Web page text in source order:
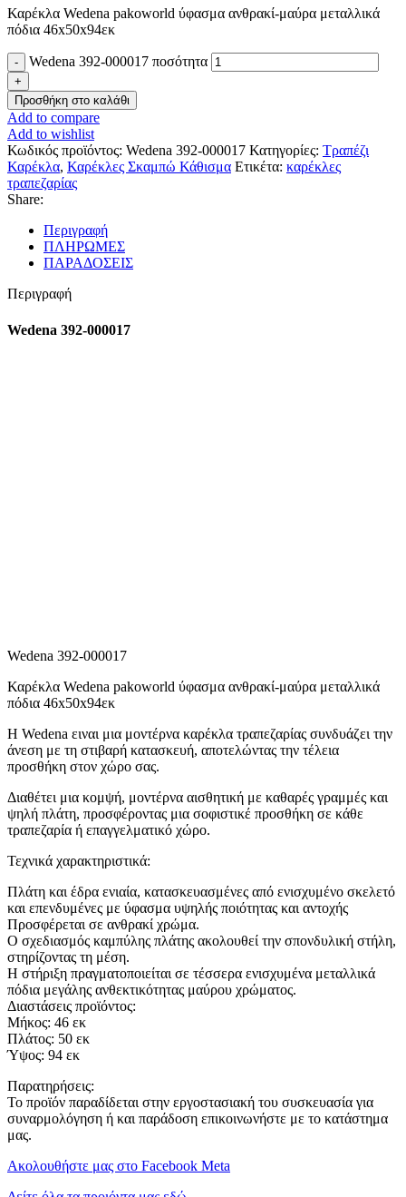
Καρέκλα Wedena pakoworld ύφασμα ανθρακί-μαύρα μεταλλικά
πόδια 46x50x94εκ
Wedena 392-000017 ποσότητα
Προσθήκη στο καλάθι
Add to compare
Add to wishlist
Κωδικός προϊόντος: Wedena 392-000017 Κατηγορίες: Τραπέζι
Καρέκλα, Καρέκλες Σκαμπώ Κάθισμα Ετικέτα: καρέκλες
τραπεζαρίας
Share:
Περιγραφή
ΠΛΗΡΩΜΕΣ
ΠΑΡΑΔΟΣΕΙΣ
Περιγραφή
Wedena 392-000017
Wedena 392-000017
Καρέκλα Wedena pakoworld ύφασμα ανθρακί-μαύρα μεταλλικά
πόδια 46x50x94εκ
Η Wedena ειναι μια μοντέρνα καρέκλα τραπεζαρίας συνδυάζει την
άνεση με τη στιβαρή κατασκευή, αποτελώντας την τέλεια
προσθήκη στον χώρο σας.
Διαθέτει μια κομψή, μοντέρνα αισθητική με καθαρές γραμμές και
ψηλή πλάτη, προσφέροντας μια σοφιστικέ προσθήκη σε κάθε
τραπεζαρία ή επαγγελματικό χώρο.
Τεχνικά χαρακτηριστικά:
Πλάτη και έδρα ενιαία, κατασκευασμένες από ενισχυμένο σκελετό
και επενδυμένες με ύφασμα υψηλής ποιότητας και αντοχής
Προσφέρεται σε ανθρακί χρώμα.
Ο σχεδιασμός καμπύλης πλάτης ακολουθεί την σπονδυλική στήλη,
στηρίζοντας τη μέση.
Η στήριξη πραγματοποιείται σε τέσσερα ενισχυμένα μεταλλικά
πόδια μεγάλης ανθεκτικότητας μαύρου χρώματος.
Διαστάσεις προϊόντος:
Μήκος: 46 εκ
Πλάτος: 50 εκ
Ύψος: 94 εκ
Παρατηρήσεις:
Το προϊόν παραδίδεται στην εργοστασιακή του συσκευασία για
συναρμολόγηση ή και παράδοση επικοινωνήστε με το κατάστημα
μας.
Ακολουθήστε μας στο Facebook Meta